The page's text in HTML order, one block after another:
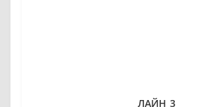
ЛАЙН 3